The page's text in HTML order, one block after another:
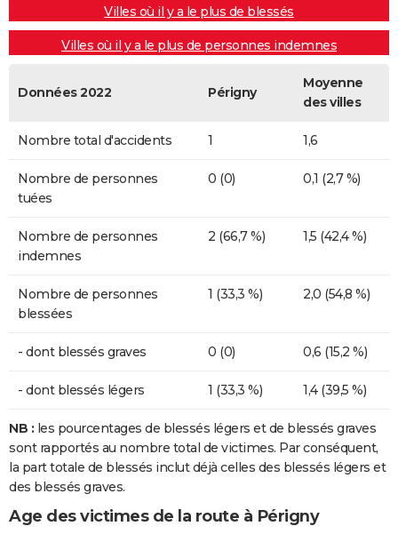
Villes où il y a le plus de blessés
Villes où il y a le plus de personnes indemnes
Données 2022 Périgny
Moyenne
des villes
Nombre total d'accidents 1 1,6
Nombre de personnes
tuées
0 (0) 0,1 (2,7 %)
Nombre de personnes
indemnes
2 (66,7 %) 1,5 (42,4 %)
Nombre de personnes
blessées
1 (33,3 %) 2,0 (54,8 %)
- dont blessés graves 0 (0) 0,6 (15,2 %)
- dont blessés légers 1 (33,3 %) 1,4 (39,5 %)
NB : les pourcentages de blessés légers et de blessés graves
sont rapportés au nombre total de victimes. Par conséquent,
la part totale de blessés inclut déjà celles des blessés légers et
des blessés graves.
Age des victimes de la route à Périgny